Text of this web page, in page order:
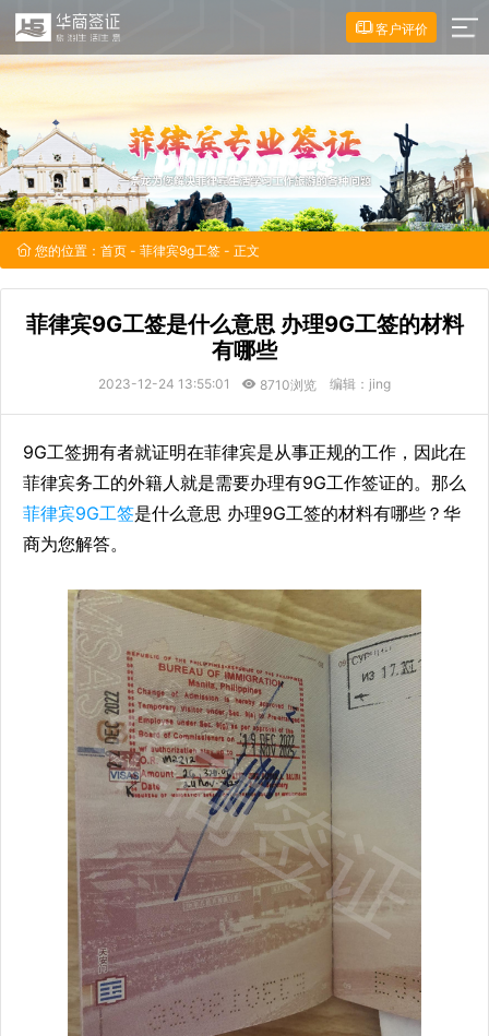
客户评价
您的位置： 首页 - 菲律宾9g工签 - 正文
菲律宾9G工签是什么意思 办理9G工签的材料
有哪些
2023-12-24 13:55:01 8710浏览 编辑：jing
9G工签拥有者就证明在菲律宾是从事正规的工作，因此在
菲律宾务工的外籍人就是需要办理有9G工作签证的。那么
菲律宾9G工签是什么意思 办理9G工签的材料有哪些？华
商为您解答。